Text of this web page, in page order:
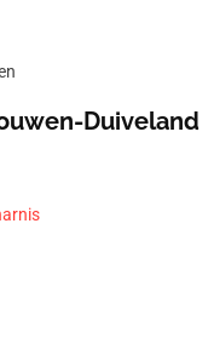
Duiveland